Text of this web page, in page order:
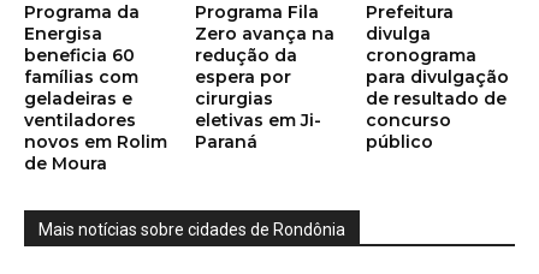
Programa da
Energisa
beneficia 60
famílias com
geladeiras e
ventiladores
novos em Rolim
de Moura
Programa Fila
Zero avança na
redução da
espera por
cirurgias
eletivas em Ji-
Paraná
Prefeitura
divulga
cronograma
para divulgação
de resultado de
concurso
público
Mais notícias sobre cidades de Rondônia